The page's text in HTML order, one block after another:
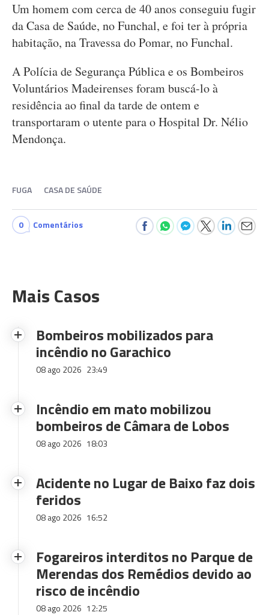
Um homem com cerca de 40 anos conseguiu fugir
da Casa de Saúde, no Funchal, e foi ter à própria
habitação, na Travessa do Pomar, no Funchal.
A Polícia de Segurança Pública e os Bombeiros
Voluntários Madeirenses foram buscá-lo à
residência ao final da tarde de ontem e
transportaram o utente para o Hospital Dr. Nélio
Mendonça.
FUGA CASA DE SAÚDE
0 Comentários
Mais Casos
Bombeiros mobilizados para
incêndio no Garachico
08 ago 2026 23:49
Incêndio em mato mobilizou
bombeiros de Câmara de Lobos
08 ago 2026 18:03
Acidente no Lugar de Baixo faz dois
feridos
08 ago 2026 16:52
Fogareiros interditos no Parque de
Merendas dos Remédios devido ao
risco de incêndio
08 ago 2026 12:25